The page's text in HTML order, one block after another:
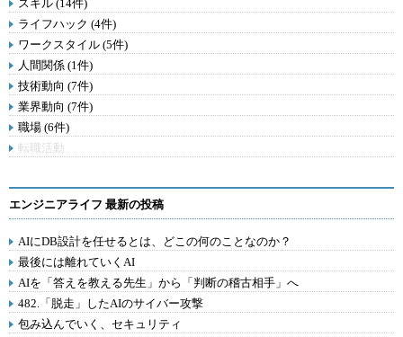
スキル (14件)
ライフハック (4件)
ワークスタイル (5件)
人間関係 (1件)
技術動向 (7件)
業界動向 (7件)
職場 (6件)
転職活動
エンジニアライフ 最新の投稿
AIにDB設計を任せるとは、どこの何のことなのか？
最後には離れていくAI
AIを「答えを教える先生」から「判断の稽古相手」へ
482.「脱走」したAIのサイバー攻撃
包み込んでいく、セキュリティ